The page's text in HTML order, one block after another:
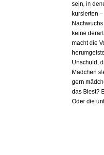
sein, in
kursierten
keine
macht die
Unschuld,
Mädchen
gern
das Biest?
Oder die